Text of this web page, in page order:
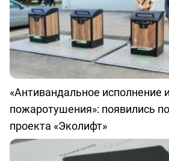
«Антивандальное исполнение
пожаротушения»: появились
проекта «Эколифт»